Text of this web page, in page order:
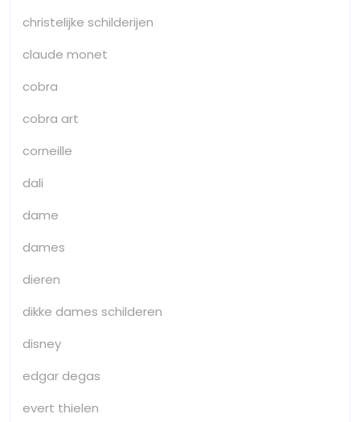
christelijke schilderijen
claude monet
cobra
cobra art
corneille
dali
dame
dames
dieren
dikke dames schilderen
disney
edgar degas
evert thielen